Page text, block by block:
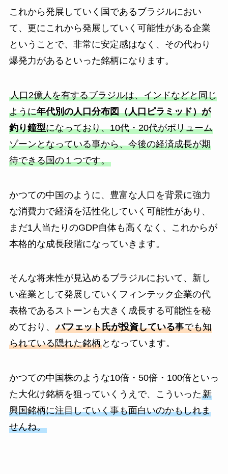
これから発展していく国であるブラジルにおい
て、更にこれから発展していく可能性がある企業
ということで、非常に安定感はなく、その代わり
爆発力があるといった銘柄になります。
人口2億人を有するブラジルは、インドなどと同じ
ように年代別の人口分布図（人口ピラミッド）が
釣り鐘型になっており、10代・20代がボリューム
ゾーンとなっている事から、今後の経済成長が期
待できる国の１つです。
かつての中国のように、豊富な人口を背景に強力
な消費力で経済を活性化していく可能性があり、
まだ1人当たりのGDP自体も高くなく、これからが
本格的な成長段階になっていきます。
そんな将来性が見込めるブラジルにおいて、新し
い産業として発展していくフィンテック企業の代
表格であるストーンも大きく成長する可能性を秘
めており、 バフェット氏が投資している事でも知
られている隠れた銘柄となっています。
かつての中国株のような10倍・50倍・100倍といっ
た大化け銘柄を狙っていくうえで、こういった新
興国銘柄に注目していく事も面白いのかもしれま
せんね。